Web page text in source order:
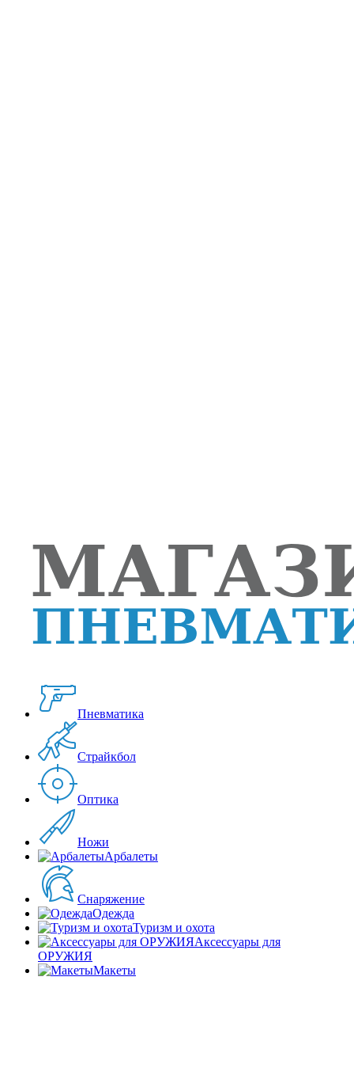
Пневматика
Страйкбол
Оптика
Ножи
Арбалеты
Снаряжение
Одежда
Туризм и охота
Аксессуары для
ОРУЖИЯ
Макеты